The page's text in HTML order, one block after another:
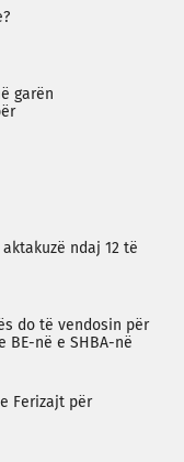
garën
ndaj 12 të
do të vendosin për
në e SHBA-në
Ferizajt për